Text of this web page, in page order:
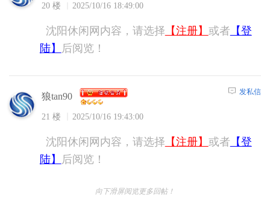
20 楼 2025/10/16 18:49:00
沈阳休闲网内容，请选择 【注册】 或者 【登
陆】
后阅览！
狼tan90
21 楼 2025/10/16 19:43:00
发私信
沈阳休闲网内容，请选择 【注册】 或者 【登
陆】
后阅览！
向下滑屏阅览更多回帖！